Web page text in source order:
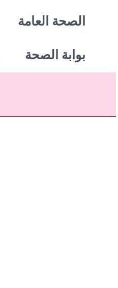
تخطيالصحة العامة
بوابة الصحة